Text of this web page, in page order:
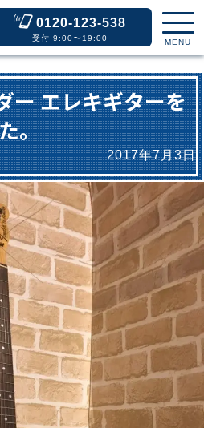
0120-123-538
受付 9:00〜19:00 MENU
ー エレキギターを
。
2017年7月3日